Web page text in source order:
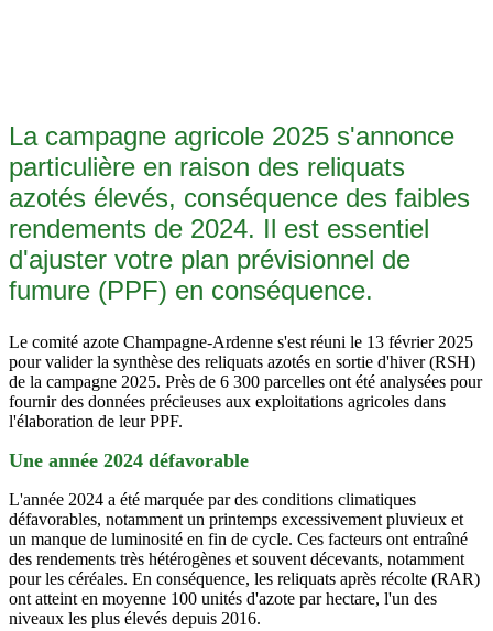
La campagne agricole 2025 s'annonce
particulière en raison des reliquats
azotés élevés, conséquence des faibles
rendements de 2024. Il est essentiel
d'ajuster votre plan prévisionnel de
fumure (PPF) en conséquence.
Le comité azote Champagne-Ardenne s'est réuni le 13 février 2025
pour valider la synthèse des reliquats azotés en sortie d'hiver (RSH)
de la campagne 2025. Près de 6 300 parcelles ont été analysées pour
fournir des données précieuses aux exploitations agricoles dans
l'élaboration de leur PPF.
Une année 2024 défavorable
L'année 2024 a été marquée par des conditions climatiques
défavorables, notamment un printemps excessivement pluvieux et
un manque de luminosité en fin de cycle. Ces facteurs ont entraîné
des rendements très hétérogènes et souvent décevants, notamment
pour les céréales. En conséquence, les reliquats après récolte (RAR)
ont atteint en moyenne 100 unités d'azote par hectare, l'un des
niveaux les plus élevés depuis 2016.